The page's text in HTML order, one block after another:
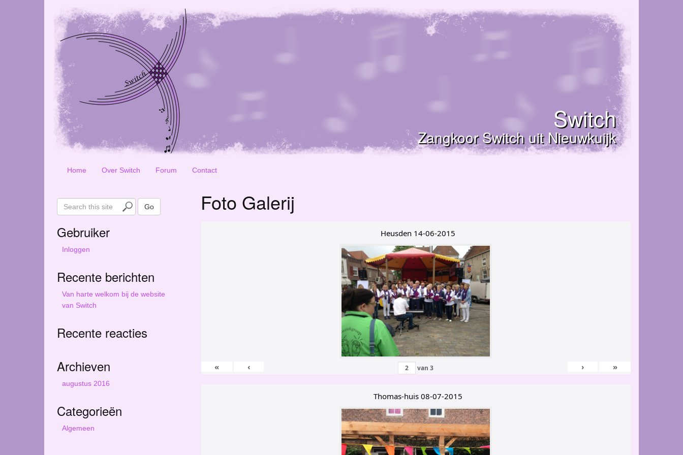
Switch
Zangkoor Switch uit Nieuwkuijk
Home Over Switch Forum Contact
Foto Galerij
Heusden 14-06-2015
« ‹ van3 › »
Thomas-huis 08-07-2015
e
r
h
t
Go
Gebruiker
Inloggen
Recente berichten
Van harte welkom bij de website
van Switch
Recente reacties
Archieven
augustus 2016
Categorieën
Algemeen